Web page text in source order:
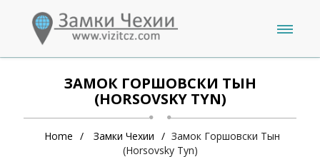
ЗАМОК ГОРШОВСКИ ТЫН
(HORSOVSKY TYN)
Home Замки Чехии
Замок Горшовски Тын
(Horsovsky Tyn)